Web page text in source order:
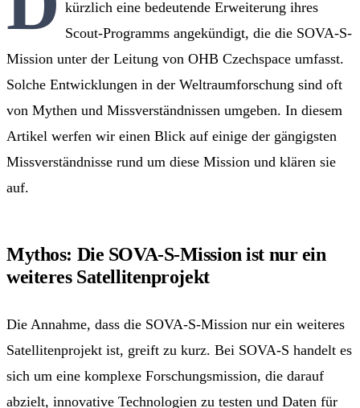
kürzlich eine bedeutende Erweiterung ihres
Scout-Programms angekündigt, die die SOVA-S-
Mission unter der Leitung von OHB Czechspace umfasst.
Solche Entwicklungen in der Weltraumforschung sind oft
von Mythen und Missverständnissen umgeben. In diesem
Artikel werfen wir einen Blick auf einige der gängigsten
Missverständnisse rund um diese Mission und klären sie
auf.
Mythos: Die SOVA-S-Mission ist nur ein
weiteres Satellitenprojekt
Die Annahme, dass die SOVA-S-Mission nur ein weiteres
Satellitenprojekt ist, greift zu kurz. Bei SOVA-S handelt es
sich um eine komplexe Forschungsmission, die darauf
abzielt, innovative Technologien zu testen und Daten für